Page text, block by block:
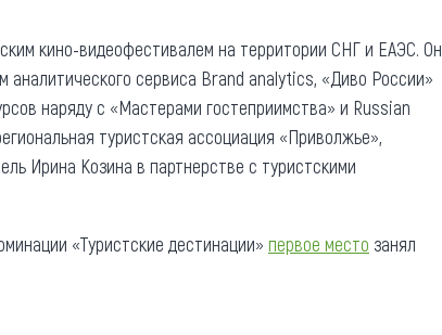
кино-видеофестивалем на территории СНГ и ЕАЭС. Он
сервиса Brand analytics, «Диво России»
наряду с «Мастерами гостеприимства» и Russian
туристская ассоциация «Приволжье»,
Ирина Козина в партнерстве с туристскими
«Туристские дестинации» первое место занял